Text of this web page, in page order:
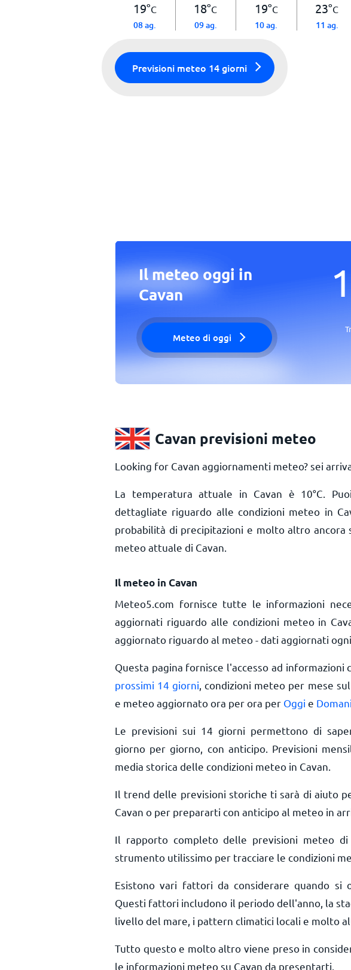
19°C
08 ag.
18°C
09 ag.
19°C
10 ag.
23°C
11 ag.
Previsioni meteo 14 giorni
Il meteo oggi in
Cavan
Meteo di oggi
Cavan previsioni meteo
Looking for Cavan aggiornamenti meteo? sei
La temperatura attuale in Cavan è 10°C .
dettagliate riguardo alle condizioni meteo in
probabilità di precipitazioni e molto altro ancora
meteo attuale di Cavan.
Il meteo in Cavan
Meteo5.com fornisce tutte le informazioni
aggiornati riguardo alle condizioni meteo in
aggiornato riguardo al meteo - dati aggiornati ogni
Questa pagina fornisce l'accesso ad informazioni
prossimi 14 giorni , condizioni meteo per mese
e meteo aggiornato ora per ora per Oggi e Domani
Le previsioni sui 14 giorni permettono di
giorno per giorno, con anticipo. Previsioni
media storica delle condizioni meteo in Cavan.
Il trend delle previsioni storiche ti sarà di aiuto
Cavan o per prepararti con anticipo al meteo in
Il rapporto completo delle previsioni meteo
strumento utilissimo per tracciare le condizioni
Esistono vari fattori da considerare quando si
Questi fattori includono il periodo dell'anno, la
livello del mare, i pattern climatici locali e molto
Tutto questo e molto altro viene preso in
le informazioni meteo su Cavan da presentarti.